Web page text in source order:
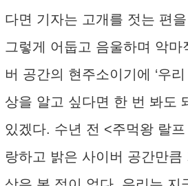
다면 기자는 고개를 젓는 편
그렇게 어둡고 음울하며 악마
버 공간의 현주소이기에 ‘우
상을 알고 싶다면 한 번 봐도
있겠다. 수년 전 <주먹왕 랄
랑하고 밝은 사이버 공간만큼